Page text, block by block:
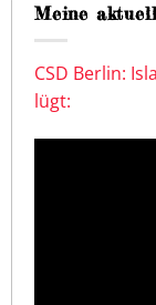
Meine
CSD Berlin:
lügt: